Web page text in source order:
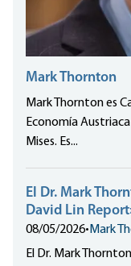
Mark Thornton
Mark Thornton es
Economía
Mises. Es...
El Dr. Mark
David Lin
08/05/2026• Mark
El Dr. Mark